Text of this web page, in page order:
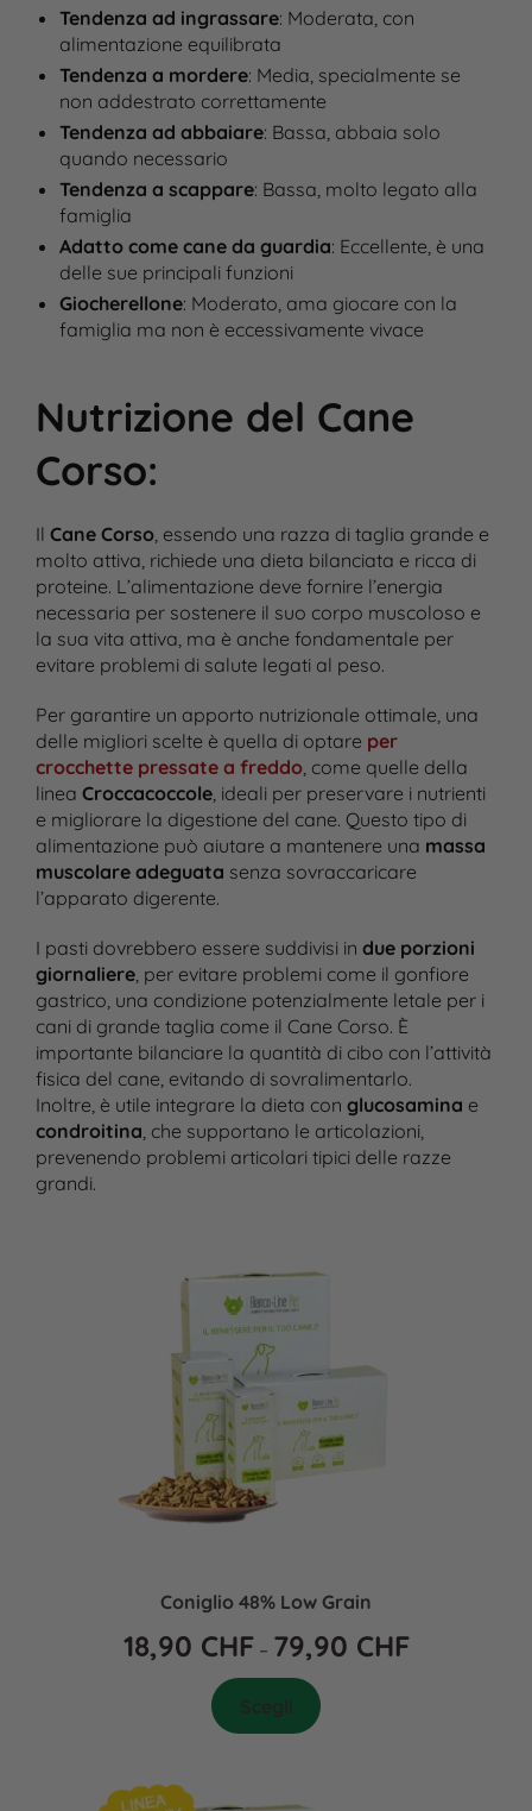
Tendenza ad ingrassare: Moderata, con
alimentazione equilibrata
Tendenza a mordere: Media, specialmente se
non addestrato correttamente
Tendenza ad abbaiare: Bassa, abbaia solo
quando necessario
Tendenza a scappare: Bassa, molto legato alla
famiglia
Adatto come cane da guardia: Eccellente, è una
delle sue principali funzioni
Giocherellone: Moderato, ama giocare con la
famiglia ma non è eccessivamente vivace
Nutrizione del Cane
Corso:
Il Cane Corso, essendo una razza di taglia grande e
molto attiva, richiede una dieta bilanciata e ricca di
proteine. L’alimentazione deve fornire l’energia
necessaria per sostenere il suo corpo muscoloso e
la sua vita attiva, ma è anche fondamentale per
evitare problemi di salute legati al peso.
Per garantire un apporto nutrizionale ottimale, una
delle migliori scelte è quella di optare per
crocchette pressate a freddo, come quelle della
linea Croccacoccole, ideali per preservare i nutrienti
e migliorare la digestione del cane. Questo tipo di
alimentazione può aiutare a mantenere una massa
muscolare adeguata senza sovraccaricare
l’apparato digerente.
I pasti dovrebbero essere suddivisi in due porzioni
giornaliere, per evitare problemi come il gonfiore
gastrico, una condizione potenzialmente letale per i
cani di grande taglia come il Cane Corso. È
importante bilanciare la quantità di cibo con l’attività
fisica del cane, evitando di sovralimentarlo.
Inoltre, è utile integrare la dieta con glucosamina e
condroitina, che supportano le articolazioni,
prevenendo problemi articolari tipici delle razze
grandi.
Coniglio 48% Low Grain
18,90 CHF – 79,90 CHF